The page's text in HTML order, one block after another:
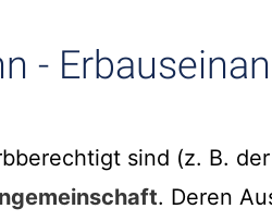
-
sind (z. B.
. Deren